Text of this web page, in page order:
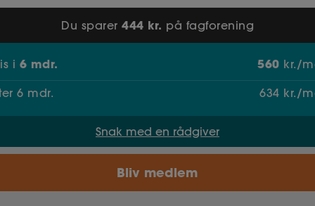
Du sparer 444 kr. på fagforening
i 6 mdr. 560 kr./
6 mdr. 634 kr./
Snak med en rådgiver
Bliv medlem